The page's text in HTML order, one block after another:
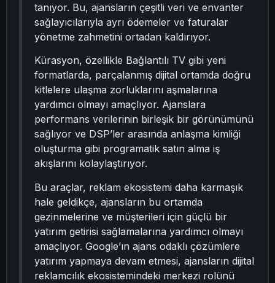
tanıyor. Bu, ajansların çeşitli veri ve envanter
sağlayıcılarıyla ayrı ödemeler ve faturalar
yönetme zahmetini ortadan kaldırıyor.
Kürasyon, özellikle Bağlantılı TV gibi yeni
formatlarda, parçalanmış dijital ortamda doğru
kitlelere ulaşma zorluklarını aşmalarına
yardımcı olmayı amaçlıyor. Ajanslara
performans verilerinin birleşik bir görünümünü
sağlıyor ve DSP’ler arasında anlaşma kimliği
oluşturma gibi programatik satın alma iş
akışlarını kolaylaştırıyor.
Bu araçlar, reklam ekosistemi daha karmaşık
hale geldikçe, ajansların bu ortamda
gezinmelerine ve müşterileri için güçlü bir
yatırım getirisi sağlamalarına yardımcı olmayı
amaçlıyor. Google’ın ajans odaklı çözümlere
yatırım yapmaya devam etmesi, ajansların dijital
reklamcılık ekosistemindeki merkezi rolünü